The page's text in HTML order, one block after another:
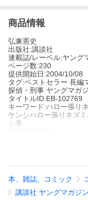
商品情報
弘兼憲史
出版社:講談社
連載誌/レーベル:ヤング
ページ数:230
提供開始日:2004/10/08
タグ:ベストセラー 長編
探偵・刑事 ヤングマガ
タイトルID:EB-102769
キーワード:ハロー張り
ケンシハロー張りネズ
シ巻
刑事
ヤングマガジン
あなたが轢き逃げする
きた男性。新聞のニュ
本、雑誌、コミック
講談社 ヤングマガジ